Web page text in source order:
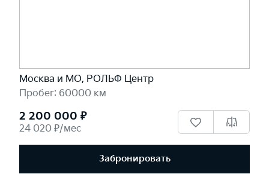
Москва и МО, РОЛЬФ Центр
Пробег: 60000 км
2 200 000 ₽
24 020 ₽/мес
Забронировать